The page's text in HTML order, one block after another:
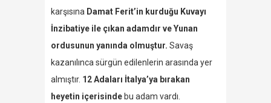
karşısına Damat Ferit’in kurduğu Kuvayı
İnzibatiye ile çıkan adamdır ve Yunan
ordusunun yanında olmuştur. Savaş
kazanılınca sürgün edilenlerin arasında yer
almıştır. 12 Adaları İtalya’ya bırakan
heyetin içerisinde bu adam vardı.